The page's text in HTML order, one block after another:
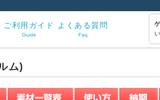
ご利用ガイド
Guide
よくある質問
Faq
ム)